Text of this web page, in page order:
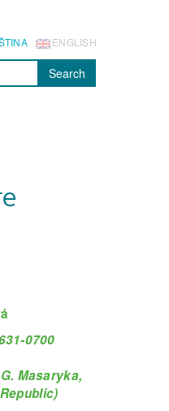
ENGLISH
Search
0700
Masaryka,